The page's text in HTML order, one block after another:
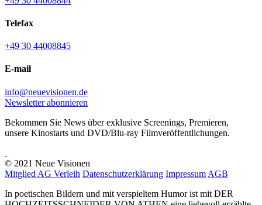
Telefax
+49 30 44008845
E-mail
info@neuevisionen.de
Newsletter abonnieren
Bekommen Sie News über exklusive Screenings, Premieren,
unsere Kinostarts und DVD/Blu-ray Filmveröffentlichungen.
© 2021 Neue Visionen
Mitglied AG Verleih Datenschutzerklärung Impressum AGB
In poetischen Bildern und mit verspieltem Humor ist mit DER